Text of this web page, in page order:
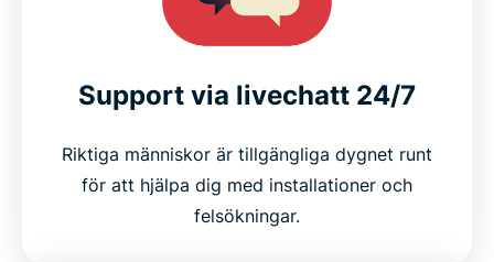
Support via livechatt 24/7
Riktiga människor är tillgängliga dygnet runt
för att hjälpa dig med installationer och
felsökningar.